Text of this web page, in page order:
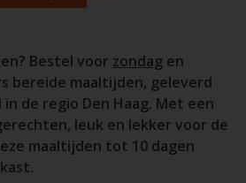
Bestel voor zondag en
bereide maaltijden, geleverd
in de regio Den Haag. Met een
leuk en lekker voor de
maaltijden tot 10 dagen